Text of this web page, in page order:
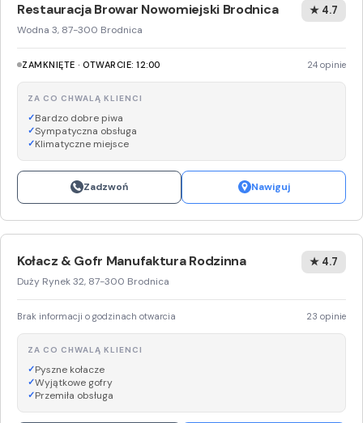
Restauracja Browar Nowomiejski Brodnica
Wodna 3, 87-300 Brodnica
★ 4.7
ZAMKNIĘTE · OTWARCIE: 12:00 24 opinie
ZA CO CHWALĄ KLIENCI
Bardzo dobre piwa
Sympatyczna obsługa
Klimatyczne miejsce
Zadzwoń Nawiguj
Kołacz & Gofr Manufaktura Rodzinna
Duży Rynek 32, 87-300 Brodnica
★ 4.7
Brak informacji o godzinach otwarcia 23 opinie
ZA CO CHWALĄ KLIENCI
Pyszne kołacze
Wyjątkowe gofry
Przemiła obsługa